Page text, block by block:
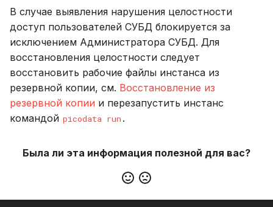
В случае выявления нарушения целостности
доступ пользователей СУБД блокируется за
исключением Администратора СУБД. Для
восстановления целостности следует
восстановить рабочие файлы инстанса из
резервной копии, см. Восстановление из
резервной копии и перезапустить инстанс
командой picodata run .
Была ли эта информация полезной для вас?